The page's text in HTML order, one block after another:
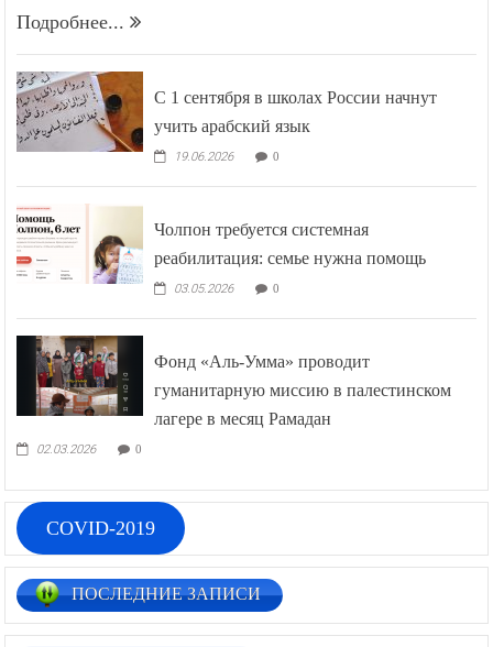
Подробнее...
С 1 сентября в школах России начнут
учить арабский язык
19.06.2026 0
Чолпон требуется системная
реабилитация: семье нужна помощь
03.05.2026 0
Фонд «Аль-Умма» проводит
гуманитарную миссию в палестинском
лагере в месяц Рамадан
02.03.2026 0
COVID-2019
ПОСЛЕДНИЕ ЗАПИСИ